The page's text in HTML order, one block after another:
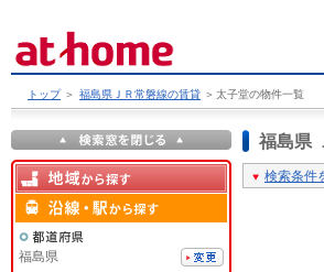
トップ ＞ 福島県ＪＲ常磐線の賃貸 ＞ 太子堂の物件一覧
福島県
検索条件
福島県